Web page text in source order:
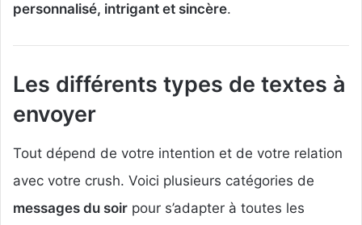
personnalisé, intrigant et sincère.
Les différents types de textes à
envoyer
Tout dépend de votre intention et de votre relation
avec votre crush. Voici plusieurs catégories de
messages du soir pour s’adapter à toutes les